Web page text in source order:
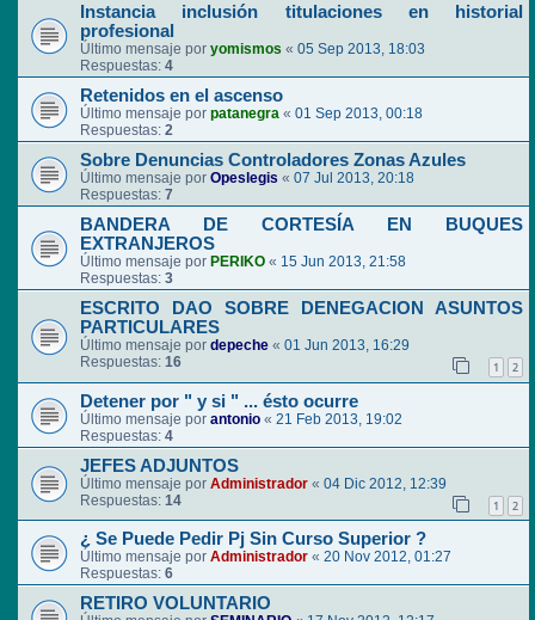
Instancia inclusión titulaciones en historial
profesional
Último mensaje por yomismos « 05 Sep 2013, 18:03
Respuestas: 4
Retenidos en el ascenso
Último mensaje por patanegra « 01 Sep 2013, 00:18
Respuestas: 2
Sobre Denuncias Controladores Zonas Azules
Último mensaje por Opeslegis « 07 Jul 2013, 20:18
Respuestas: 7
BANDERA DE CORTESÍA EN BUQUES
EXTRANJEROS
Último mensaje por PERIKO « 15 Jun 2013, 21:58
Respuestas: 3
ESCRITO DAO SOBRE DENEGACION ASUNTOS
PARTICULARES
Último mensaje por depeche « 01 Jun 2013, 16:29
Respuestas: 16 1 2
Detener por " y si " ... ésto ocurre
Último mensaje por antonio « 21 Feb 2013, 19:02
Respuestas: 4
JEFES ADJUNTOS
Último mensaje por Administrador « 04 Dic 2012, 12:39
Respuestas: 14 1 2
¿ Se Puede Pedir Pj Sin Curso Superior ?
Último mensaje por Administrador « 20 Nov 2012, 01:27
Respuestas: 6
RETIRO VOLUNTARIO